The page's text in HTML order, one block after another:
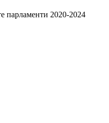
парламенти 2020-2024